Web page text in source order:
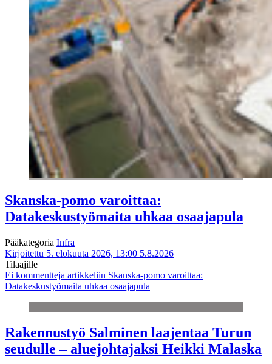
Skanska-pomo varoittaa:
Datakeskustyömaita uhkaa osaajapula
Pääkategoria Infra
Kirjoitettu 5. elokuuta 2026, 13:00 5.8.2026
Tilaajille
Ei kommentteja artikkeliin Skanska-pomo varoittaa:
Datakeskustyömaita uhkaa osaajapula
Rakennustyö Salminen laajentaa Turun
seudulle – aluejohtajaksi Heikki Malaska